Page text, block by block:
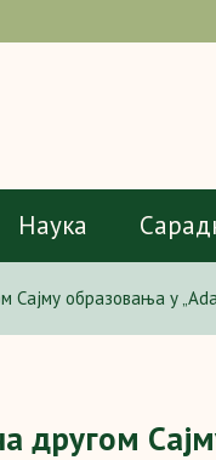
Наука
образовања у
другом